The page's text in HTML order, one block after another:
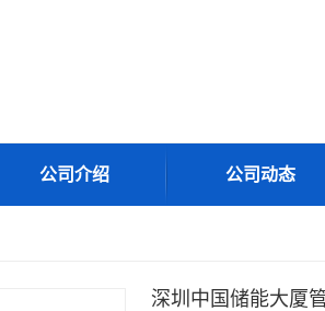
公司介绍 公司动态
深圳中国储能大厦